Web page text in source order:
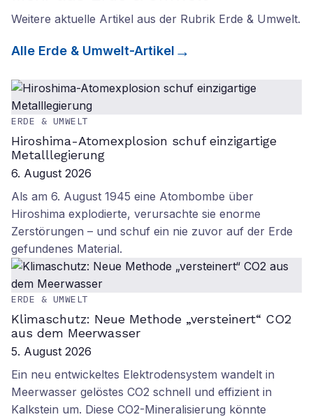
Weitere aktuelle Artikel aus der Rubrik Erde & Umwelt.
Alle Erde & Umwelt-Artikel
ERDE & UMWELT
Hiroshima-Atomexplosion schuf einzigartige
Metalllegierung
6. August 2026
Als am 6. August 1945 eine Atombombe über
Hiroshima explodierte, verursachte sie enorme
Zerstörungen – und schuf ein nie zuvor auf der Erde
gefundenes Material.
ERDE & UMWELT
Klimaschutz: Neue Methode „versteinert“ CO2
aus dem Meerwasser
5. August 2026
Ein neu entwickeltes Elektrodensystem wandelt in
Meerwasser gelöstes CO2 schnell und effizient in
Kalkstein um. Diese CO2-Mineralisierung könnte